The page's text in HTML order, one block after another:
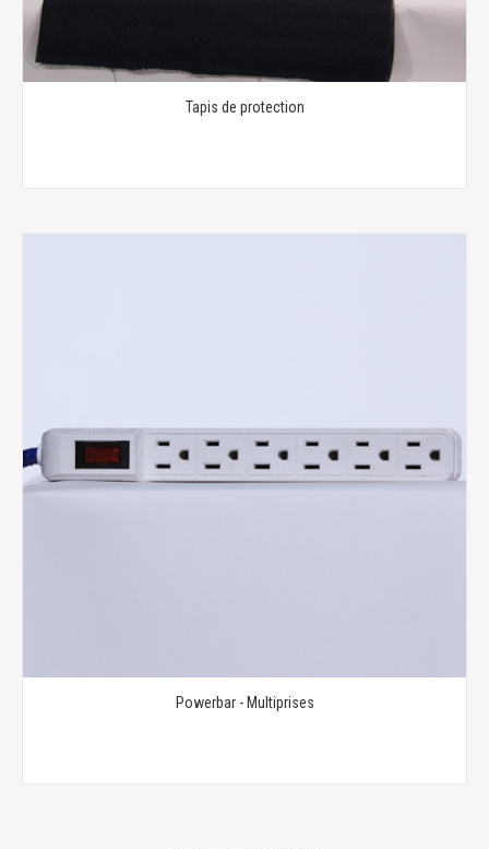
Tapis de protection
Powerbar - Multiprises